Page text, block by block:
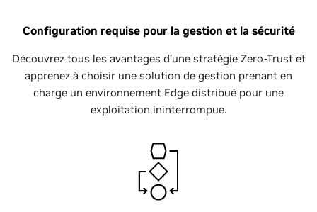
Configuration requise pour la gestion et la sécurité
Découvrez tous les avantages d’une stratégie Zero-Trust et
apprenez à choisir une solution de gestion prenant en
charge un environnement Edge distribué pour une
exploitation ininterrompue.